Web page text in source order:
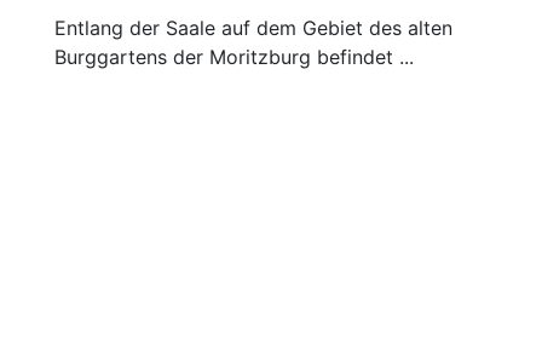
Entlang der Saale auf dem Gebiet des alten
Burggartens der Moritzburg befindet ...